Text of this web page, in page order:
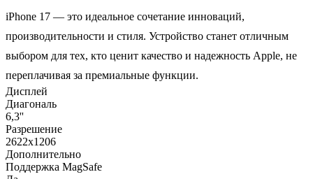
iPhone 17 — это идеальное сочетание инноваций,
производительности и стиля. Устройство станет отличным
выбором для тех, кто ценит качество и надежность Apple, не
переплачивая за премиальные функции.
Дисплей
Диагональ
6,3''
Разрешение
2622x1206
Дополнительно
Поддержка MagSafe